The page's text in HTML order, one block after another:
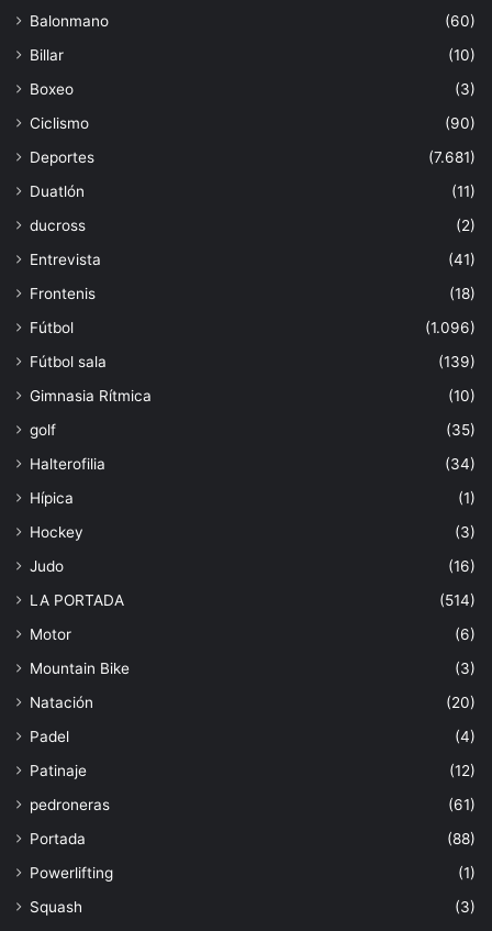
Balonmano
(60)
Billar
(10)
Boxeo
(3)
Ciclismo
(90)
Deportes
(7.681)
Duatlón
(11)
ducross
(2)
Entrevista
(41)
Frontenis
(18)
Fútbol
(1.096)
Fútbol sala
(139)
Gimnasia Rítmica
(10)
golf
(35)
Halterofilia
(34)
Hípica
(1)
Hockey
(3)
Judo
(16)
LA PORTADA
(514)
Motor
(6)
Mountain Bike
(3)
Natación
(20)
Padel
(4)
Patinaje
(12)
pedroneras
(61)
Portada
(88)
Powerlifting
(1)
Squash
(3)